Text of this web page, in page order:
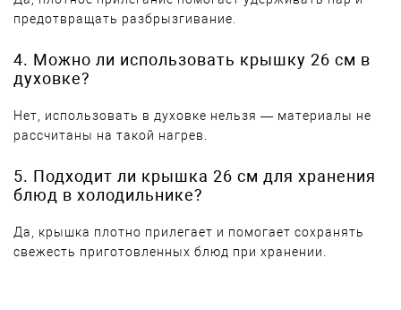
предотвращать разбрызгивание.
4. Можно ли использовать крышку 26 см в
духовке?
Нет, использовать в духовке нельзя — материалы не
рассчитаны на такой нагрев.
5. Подходит ли крышка 26 см для хранения
блюд в холодильнике?
Да, крышка плотно прилегает и помогает сохранять
свежесть приготовленных блюд при хранении.